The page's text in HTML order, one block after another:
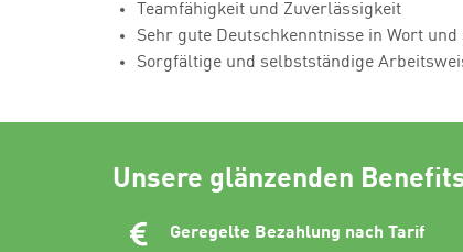
Teamfähigkeit und Zuverlässigkeit
Sehr gute Deutschkenntnisse in Wort
Sorgfältige und selbstständige
Unsere glänzenden
Geregelte Bezahlung nach Tarif